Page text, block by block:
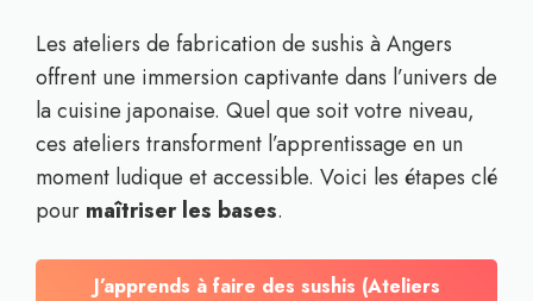
Les ateliers de fabrication de sushis à Angers
offrent une immersion captivante dans l’univers de
la cuisine japonaise. Quel que soit votre niveau,
ces ateliers transforment l’apprentissage en un
moment ludique et accessible. Voici les étapes clé
pour maîtriser les bases.
J’apprends à faire des sushis (Ateliers